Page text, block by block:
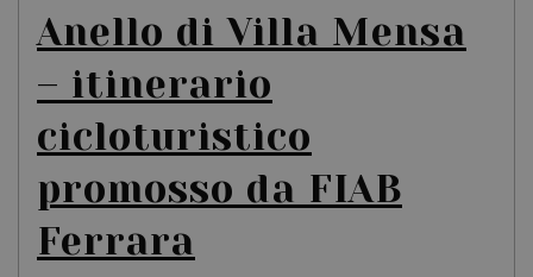
Anello di Villa Mensa
– itinerario
cicloturistico
promosso da FIAB
Ferrara